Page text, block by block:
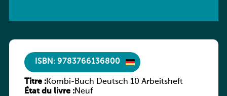
ISBN: 9783766136800
Titre :Kombi-Buch Deutsch 10 Arbeitsheft
État du livre :Neuf